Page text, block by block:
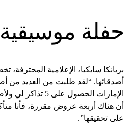
حفلة
أصدقائها. “لقد طلبت من العديد من
الإمارات الحصول
أن هناك أربعة عروض مقررة، فأنا
على تحقيقها”.